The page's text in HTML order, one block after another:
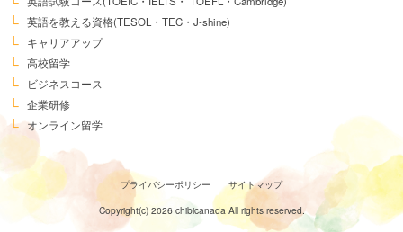
英語を教える資格(TESOL・TEC・J-shine)
キャリアアップ
高校留学
ビジネスコース
企業研修
オンライン留学
プライバシーポリシー
サイトマップ
Copyright(c) 2026 chibicanada All rights reserved.